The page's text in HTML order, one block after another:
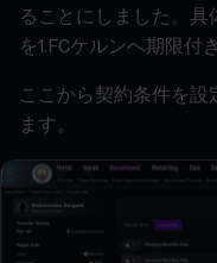
ることにしました。具
を1.FCケルンへ期限付
ここから契約条件を
ます。